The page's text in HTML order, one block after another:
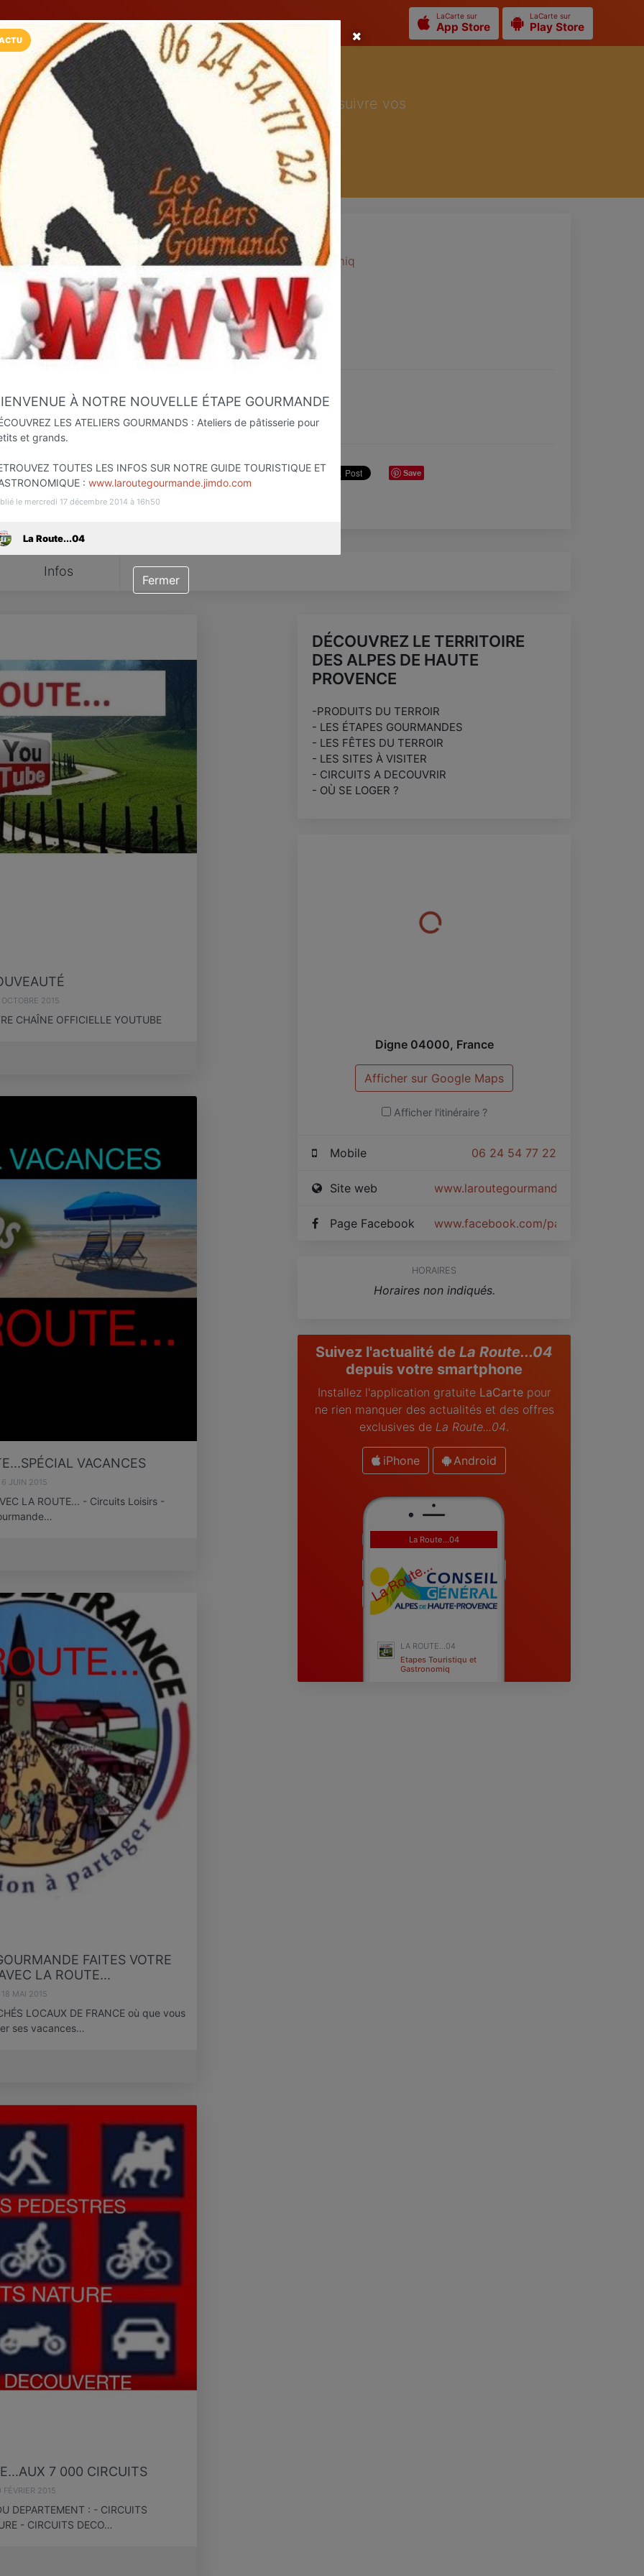
LaCarte sur
App Store
LaCarte sur
Play Store
Installez l'App LaCarte
Téléchargez gratuitement l'app LaCarte pour suivre vos
commerces favoris et ne rien rater !
Télécharger Plus tard
La Route...04
Etapes Touristiqu et Gastronomiq
Favori Contacter
Save
Infos
2015
CHAÎNE OFFICIELLE YOUTUBE
VACANCES
6 JUIN 2015
LA ROUTE... - Circuits Loisirs -
FAITES VOTRE
LA ROUTE...
18 MAI 2015
LOCAUX DE FRANCE où que vous
ses vacances…
7 000 CIRCUITS
FÉVRIER 2015
DEPARTEMENT : - CIRCUITS
- CIRCUITS DECO…
DÉCOUVREZ LE TERRITOIRE
DES ALPES DE HAUTE
PROVENCE
-PRODUITS DU TERROIR
- LES ÉTAPES GOURMANDES
- LES FÊTES DU TERROIR
- LES SITES À VISITER
- CIRCUITS A DECOUVRIR
- OÙ SE LOGER ?
Digne 04000, France
Afficher sur Google Maps
Afficher l'itinéraire ?
06 24 54 77 22
Mobile
www.laroutegourmande.jimdo.com
Site web
www.facebook.com/pages/La-
Page Facebook
HORAIRES
Horaires non indiqués.
Suivez l'actualité de La Route...04
depuis votre smartphone
Installez l'application gratuite LaCartepour
ne rien manquer des actualités et des offres
exclusives de La Route...04.
iPhone Android
La Route...04
LA ROUTE...04
Etapes Touristiqu et
Gastronomiq
À NOTRE NOUVELLE ÉTAPE GOURMANDE
LES ATELIERS GOURMANDS : Ateliers de pâtisserie pour
et grands.
TOUTES LES INFOS SUR NOTRE GUIDE TOURISTIQUE ET
: www.laroutegourmande.jimdo.com
le mercredi 17 décembre 2014 à 16h50
La Route...04
Fermer